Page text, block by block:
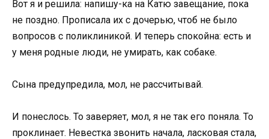
Вот я и решила: напишу-ка на Катю завещание, пока
не поздно. Прописала их с дочерью, чтоб не было
вопросов с поликлиникой. И теперь спокойна: есть и
у меня родные люди, не умирать, как собаке.
Сына предупредила, мол, не рассчитывай.
И понеслось. То заверяет, мол, я не так его поняла. То
проклинает. Невестка звонить начала, ласковая стала,